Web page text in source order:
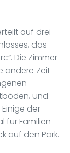
auf drei
das
Die Zimmer
andere Zeit
und
der
für Familien
auf den Park.